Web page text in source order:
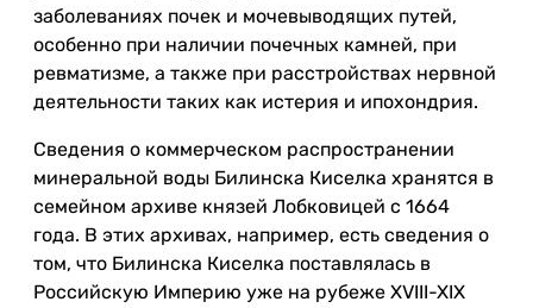
заболеваниях почек и мочевыводящих путей,
особенно при наличии почечных камней, при
ревматизме, а также при расстройствах нервной
деятельности таких как истерия и ипохондрия.
Сведения о коммерческом распространении
минеральной воды Билинска Киселка хранятся в
семейном архиве князей Лобковицей с 1664
года. В этих архивах, например, есть сведения о
том, что Билинска Киселка поставлялась в
Российскую Империю уже на рубеже XVIII-XIX